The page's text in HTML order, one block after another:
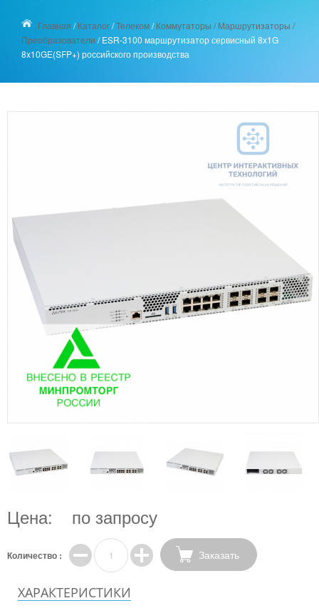
Главная /Каталог/Телеком/Коммутаторы / Маршрутизаторы /
Преобразователи /ESR-3100 маршрутизатор сервисный 8x1G
8x10GE(SFP+) российского производства
Цена: по запросу
Количество : Заказать
ХАРАКТЕРИСТИКИ